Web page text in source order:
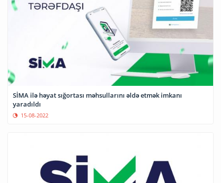
SİMA ilə həyat sığortası məhsullarını əldə etmək imkanı
yaradıldı
15-08-2022